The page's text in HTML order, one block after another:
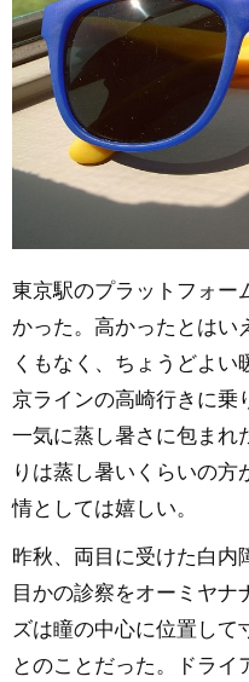
東京駅のプラットフォー
かった。高かったとはい
くもなく、ちょうどよ
京ラインの高崎行きに乗
一気に蒸し暑さに包まれ
りは蒸し暑いくらいの
情としては嬉しい。
昨秋、両目に受けた白内
目かの診察をオーミヤナ
ズは瞳の中心に位置して
とのことだった。ドライ